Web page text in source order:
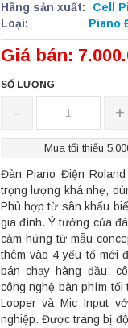
Hãng sản xuất:
Cell
Loại:
Piano
Giá bán:
SỐ LƯỢNG
- +
Mua tối thiểu
Đàn Piano Điện
trọng lượng khá nhẹ,
Phù hợp từ sân khấu
gia đình. Ý tưởng của
cảm hứng từ mẫu
thêm vào 4 yếu tố mới
bán chạy hàng đầu:
công nghệ bàn phím tối
Looper và Mic Input
nghiệp. Được trang bị